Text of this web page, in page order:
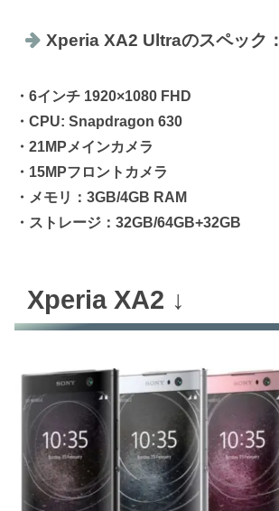
Xperia XA2 Ultraのスペック：
・6インチ 1920×1080 FHD
・CPU: Snapdragon 630
・21MPメインカメラ
・15MPフロントカメラ
・メモリ：3GB/4GB RAM
・ストレージ：32GB/64GB+32GB
Xperia XA2 ↓